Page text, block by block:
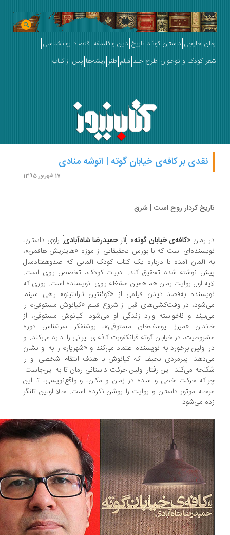
خارجی داستان کوتاه تاریخ دین و فلسفه اقتصاد روانشناسی
کودک و نوجوان طرح جلد فیلم طنز ریشه‌ها پس از کتاب
نقدی بر کافه‌ی خیابان گوته | انوشه منادی
کردار روح است | شرق
رمان « کافه‌ی خیابان گوته» [اثرحمیدرضا شاه‌آبادی] راوی داستان،
است که با بورس تحقیقاتی از موزه «هاینریش هافمن»،
آلمان آمده تا درباره یک کتاب کودک آلمانی که صدوهفتادسال
نوشته ‌شده تحقیق کند. ادبیات کودک، تخصص راوی است.
اول روایت رمان هم همین مشغله راوی- نویسنده است. روزی که
به‌قصد دیدن فیلمی از «کوئنتین تارانتینو» راهی سینما
در وقت‌کشی‌های قبل از شروع فیلم «کیانوش مستوفی» را
و ناخواسته وارد زندگی او می‌شود. کیانوش مستوفی، از
«میرزا یوسف‌خان مستوفی»، روشنفکر سرشناس دوره
در خیابان گوته فرانکفورت کافه‌ای ایرانی را اداره می‌کند. او
اولین برخورد به نویسنده اعتماد می‌کند و «شهریار» را به او نشان
پیرمردی نحیف که کیانوش با هدف انتقام شخصی او را
می‌کند. این رفتار اولین حرکت داستانی رمان تا به این‌جاست.
حرکت خطی و ساده در زمان و مکان، و واقع‌نویسی، تا این
موتور داستان و روایت را روشن نکرده است. حالا اولین تلنگر
می‌شود.